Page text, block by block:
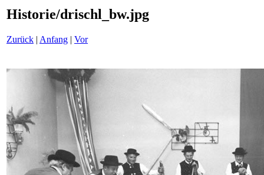
Historie/drischl_bw.jpg
Zurück | Anfang | Vor